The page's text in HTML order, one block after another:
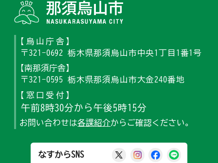
【烏山庁舎】
〒321-0692 栃木県那須烏山市中央1丁目1番1号
【南那須庁舎】
〒321-0595 栃木県那須烏山市大金240番地
【窓口受付】
午前8時30分から午後5時15分
お問い合わせは各課紹介からご確認ください。
なすからSNS 那須烏山市公式X
那須烏山市公式
那須烏山市